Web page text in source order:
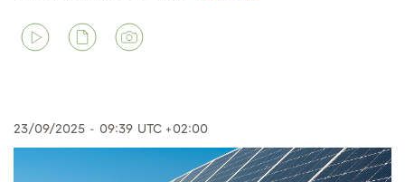
23/09/2025 - 09:39 UTC +02:00